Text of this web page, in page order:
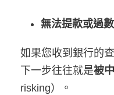
無法提款或過數
如果您收到銀行的
下一步往往就是被
risking）。